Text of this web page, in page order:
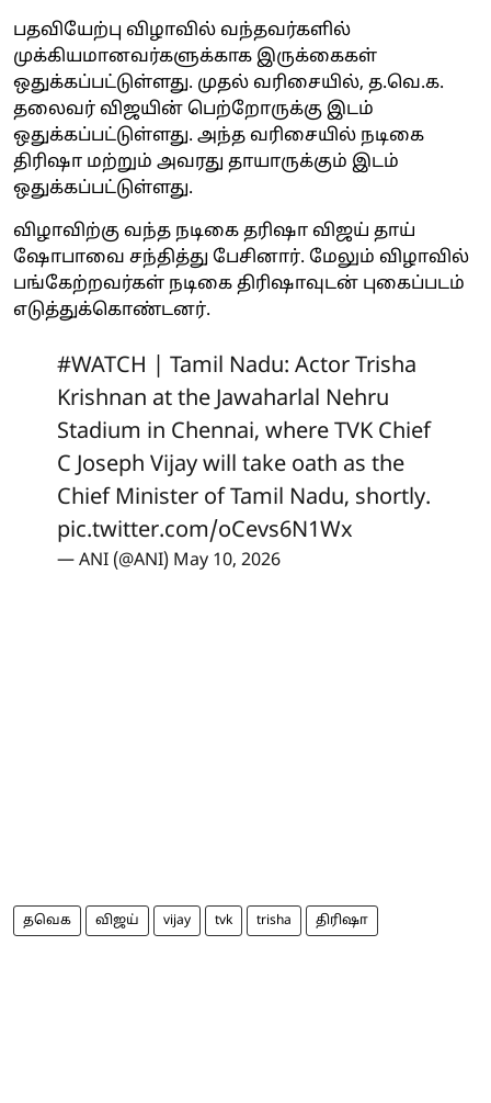
பதவியேற்பு விழாவில் வந்தவர்களில்
முக்கியமானவர்களுக்காக இருக்கைகள்
ஒதுக்கப்பட்டுள்ளது. முதல் வரிசையில், த.வெ.க.
தலைவர் விஜயின் பெற்றோருக்கு இடம்
ஒதுக்கப்பட்டுள்ளது. அந்த வரிசையில் நடிகை
திரிஷா மற்றும் அவரது தாயாருக்கும் இடம்
ஒதுக்கப்பட்டுள்ளது.
விழாவிற்கு வந்த நடிகை தரிஷா விஜய் தாய்
ஷோபாவை சந்தித்து பேசினார். மேலும் விழாவில்
பங்கேற்றவர்கள் நடிகை திரிஷாவுடன் புகைப்படம்
எடுத்துக்கொண்டனர்.
#WATCH | Tamil Nadu: Actor Trisha
Krishnan at the Jawaharlal Nehru
Stadium in Chennai, where TVK Chief
C Joseph Vijay will take oath as the
Chief Minister of Tamil Nadu, shortly.
pic.twitter.com/oCevs6N1Wx
— ANI (@ANI) May 10, 2026
தவெக விஜய் vijay tvk trisha திரிஷா